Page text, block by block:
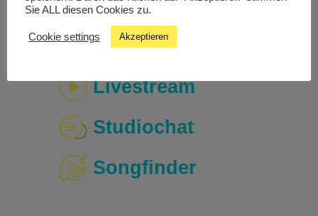
Livestream
Studiochat
Songfinder
Sie ALL diesen Cookies zu.
Cookie settings Akzeptieren